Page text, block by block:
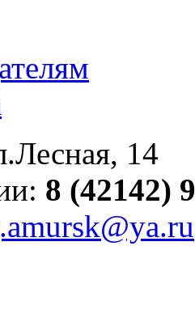
14
8 (42142)